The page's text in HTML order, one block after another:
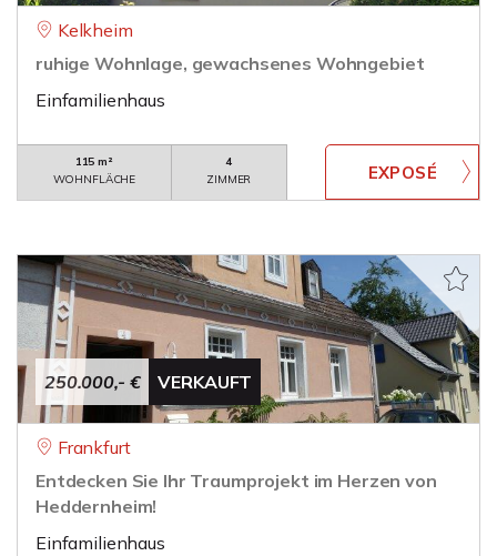
Kelkheim
ruhige Wohnlage, gewachsenes Wohngebiet
Einfamilienhaus
115 m²
WOHNFLÄCHE
4
ZIMMER
250.000,- € VERKAUFT
Frankfurt
Entdecken Sie Ihr Traumprojekt im Herzen von
Heddernheim!
Einfamilienhaus